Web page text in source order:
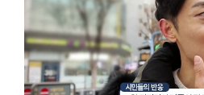
799 06-